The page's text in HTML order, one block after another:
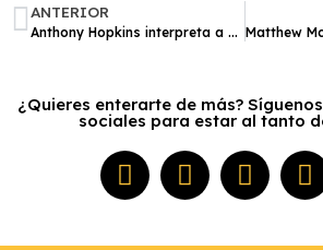
ANTERIOR
Anthony Hopkins interpreta a Sigmund Freud en una película que le podría dar su tercer Oscar
¿Quieres enterarte de más?
sociales para estar al tanto